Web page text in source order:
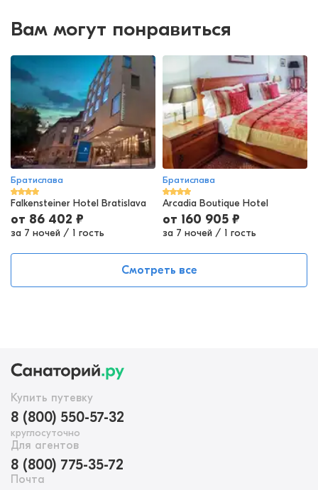
Вам могут понравиться
Братислава
Falkensteiner Hotel Bratislava
от 86 402 ₽
за 7 ночей / 1 гость
Братислава
Arcadia Boutique Hotel
от 160 905 ₽
за 7 ночей / 1 гость
Смотреть все
Купить путевку
8 (800) 550-57-32
круглосуточно
Для агентов
8 (800) 775-35-72
Почта